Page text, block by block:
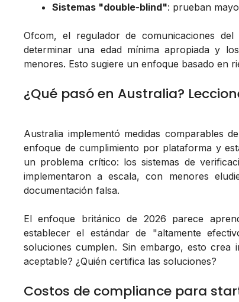
Sistemas "double-blind": prueban
Ofcom, el regulador de comunicaciones
determinar una edad mínima apropiada y
menores. Esto sugiere un enfoque basado en
¿Qué pasó en Australia?
Australia implementó medidas comparables
enfoque de cumplimiento por plataforma y
un problema crítico: los sistemas de
implementaron a escala, con menores
documentación falsa.
El enfoque británico de 2026 parece
establecer el estándar de "altamente
soluciones cumplen. Sin embargo, esto crea
aceptable? ¿Quién certifica las soluciones?
Costos de compliance para